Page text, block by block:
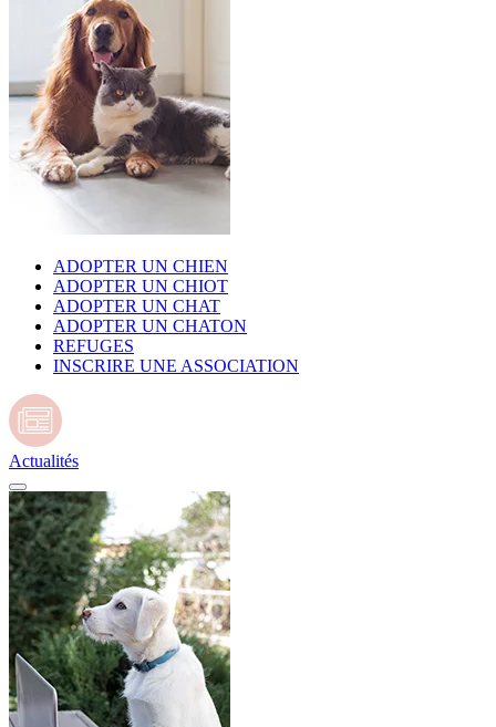
ADOPTER UN CHIEN
ADOPTER UN CHIOT
ADOPTER UN CHAT
ADOPTER UN CHATON
REFUGES
INSCRIRE UNE ASSOCIATION
Actualités